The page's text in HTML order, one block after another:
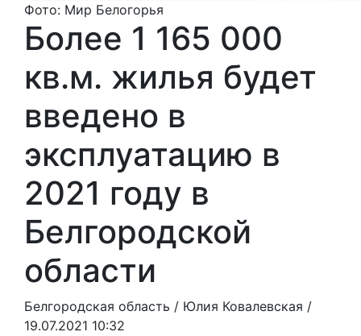
Фото: Мир Белогорья
Более 1 165 000
кв.м. жилья будет
введено в
эксплуатацию в
2021 году в
Белгородской
области
Белгородская область / Юлия Ковалевская /
19.07.2021 10:32